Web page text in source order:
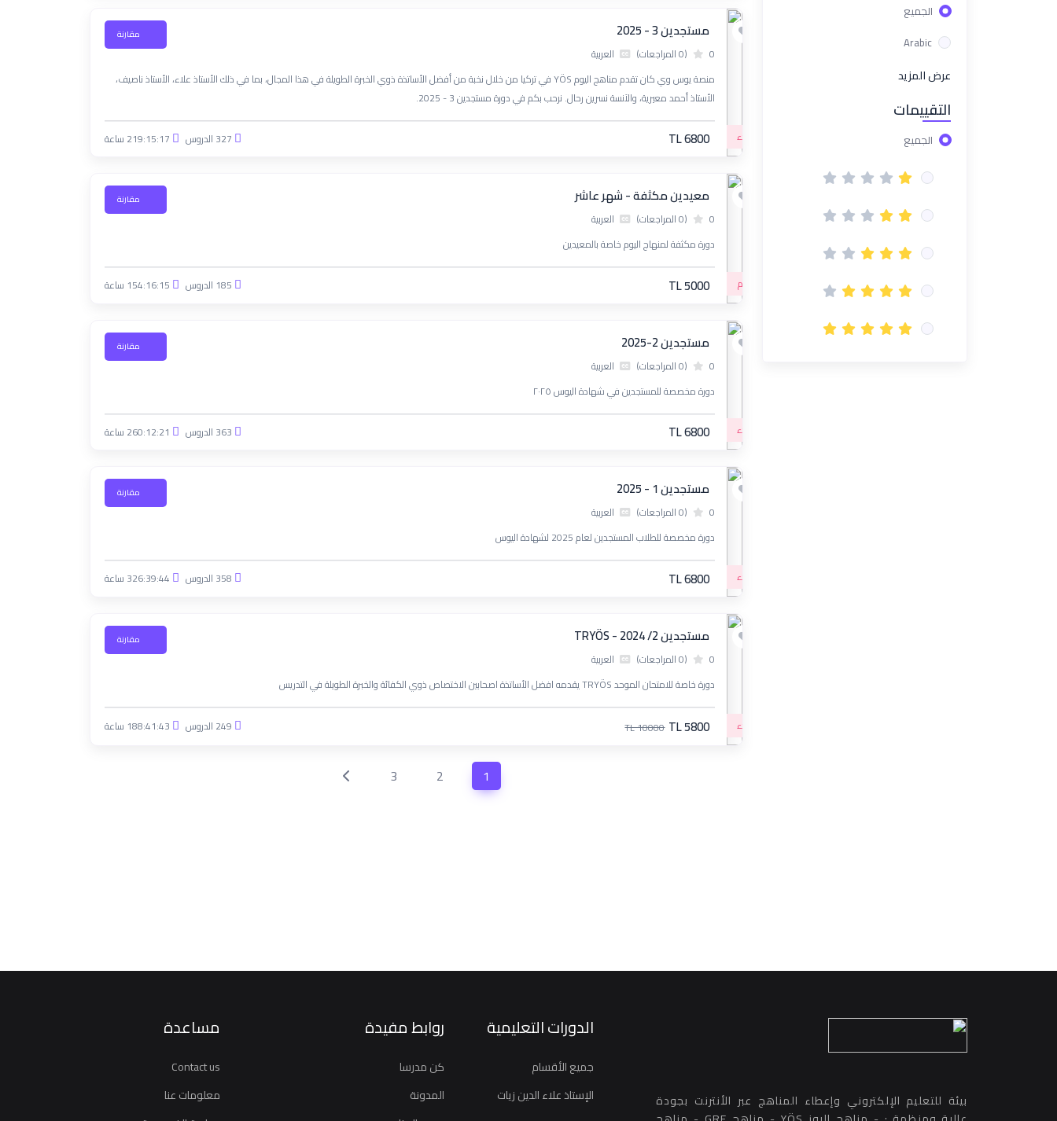
الجميع
Arabic
عرض المزيد
التقييمات
الجميع مبتدء
مستجدين 3 - 2025 مقارنة
0 (0 المراجعات)
العربية
منصة يوس وي كان تقدم مناهج اليوم YÖS في تركيا من خلال نخبة من أفضل الأساتذة ذوي الخبرة الطويلة في هذا المجال، بما في ذلك الأستاذ علاء، الأستاذ ناصيف،
الأستاذ أحمد معيرية، والآنسة نسرين رحال. نرحب بكم في دورة مستجدين 3 - 2025.
TL 6800
متقدم
معيدين مكثفة - شهر عاشر مقارنة
0 (0 المراجعات)
العربية
دورة مكثفة لمنهاج اليوم خاصة بالمعيدين
TL 5000
مبتدء
مستجدين 2-2025 مقارنة
0 (0 المراجعات)
العربية
دورة مخصصة للمستجدين في شهادة اليوس ٢٠٢٥
TL 6800
مبتدء
مستجدين 1 - 2025 مقارنة
0 (0 المراجعات)
العربية
دورة مخصصة للطلاب المستجدين لعام 2025 لشهادة اليوس
TL 6800
مبتدء
مستجدين 2/ TRYÖS - 2024 مقارنة
0 (0 المراجعات)
العربية
دورة خاصة للامتحان الموحد TRYÖS يقدمه افضل الأساتذة اصحابين الاختصاص ذوي الكفائة والخبرة الطويلة في التدريس
TL 5800
TL 10000
1
2
3
بيئة للتعليم الإلكتروني وإعطاء المناهج عبر الأنترنت بجودة
الدورات التعليمية
جميع الأقسام
الإستاذ علاء الدين زيات
روابط مفيدة
كن مدرسا
المدونة
مساعدة
Contact us
معلومات عنا